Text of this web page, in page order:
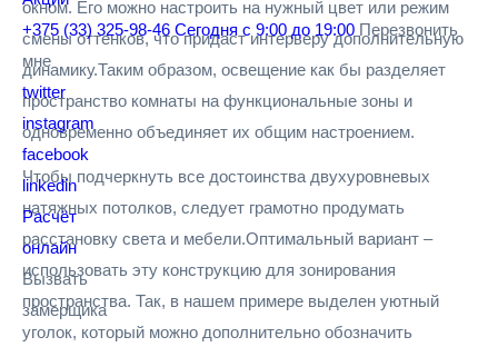
+375 (33) 325-98-46 Сегодня с 9:00 до 19:00 Перезвонить
мне
twitter
instagram
facebook
linkedin
Расчёт
онлайн
Вызвать
замерщика
окном. Его можно настроить на нужный цвет или режим
смены оттенков, что придаст интерьеру дополнительную
динамику.Таким образом, освещение как бы разделяет
пространство комнаты на функциональные зоны и
одновременно объединяет их общим настроением.
Чтобы подчеркнуть все достоинства двухуровневых
натяжных потолков, следует грамотно продумать
расстановку света и мебели.Оптимальный вариант –
использовать эту конструкцию для зонирования
пространства. Так, в нашем примере выделен уютный
уголок, который можно дополнительно обозначить